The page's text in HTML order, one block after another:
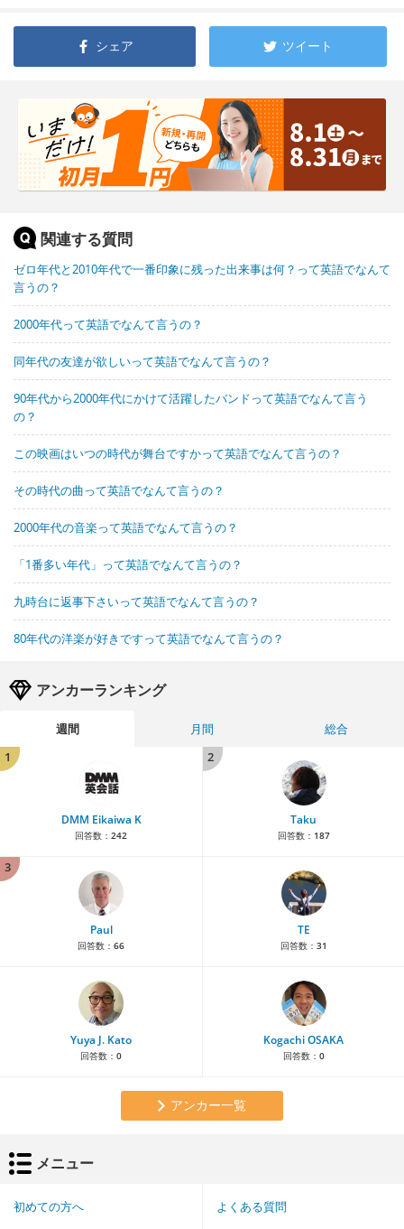
シェア ツイート
関連する質問
ゼロ年代と2010年代で一番印象に残った出来事は何？って英語でなんて
言うの？
2000年代って英語でなんて言うの？
同年代の友達が欲しいって英語でなんて言うの？
90年代から2000年代にかけて活躍したバンドって英語でなんて言う
の？
この映画はいつの時代が舞台ですかって英語でなんて言うの？
その時代の曲って英語でなんて言うの？
2000年代の音楽って英語でなんて言うの？
「1番多い年代」って英語でなんて言うの？
九時台に返事下さいって英語でなんて言うの？
80年代の洋楽が好きですって英語でなんて言うの？
アンカーランキング
週間 月間
総合
1
DMM Eikaiwa K
回答数： 242
2
Taku
回答数： 187
3
Paul
回答数： 66
TE
回答数： 31
Yuya J. Kato
回答数： 0
Kogachi OSAKA
回答数： 0
アンカー一覧
メニュー
初めての方へ よくある質問